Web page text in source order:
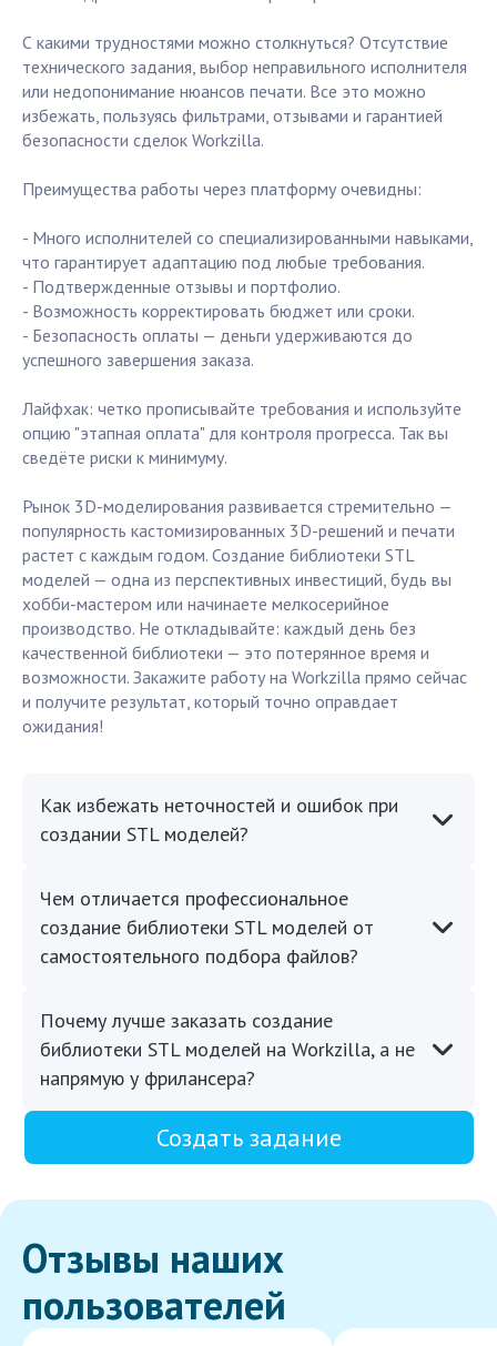
С какими трудностями можно столкнуться? Отсутствие
технического задания, выбор неправильного исполнителя
или недопонимание нюансов печати. Все это можно
избежать, пользуясь фильтрами, отзывами и гарантией
безопасности сделок Workzilla.
Преимущества работы через платформу очевидны:
- Много исполнителей со специализированными навыками,
что гарантирует адаптацию под любые требования.
- Подтвержденные отзывы и портфолио.
- Возможность корректировать бюджет или сроки.
- Безопасность оплаты — деньги удерживаются до
успешного завершения заказа.
Лайфхак: четко прописывайте требования и используйте
опцию "этапная оплата" для контроля прогресса. Так вы
сведёте риски к минимуму.
Рынок 3D-моделирования развивается стремительно —
популярность кастомизированных 3D-решений и печати
растет с каждым годом. Создание библиотеки STL
моделей — одна из перспективных инвестиций, будь вы
хобби-мастером или начинаете мелкосерийное
производство. Не откладывайте: каждый день без
качественной библиотеки — это потерянное время и
возможности. Закажите работу на Workzilla прямо сейчас
и получите результат, который точно оправдает
ожидания!
Как избежать неточностей и ошибок при
создании STL моделей?
Чем отличается профессиональное
создание библиотеки STL моделей от
самостоятельного подбора файлов?
Почему лучше заказать создание
библиотеки STL моделей на Workzilla, а не
напрямую у фрилансера?
Создать задание
Отзывы наших
пользователей